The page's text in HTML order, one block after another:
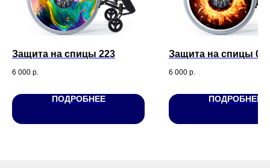
Защита на спицы 223
6 000 р.
ПОДРОБНЕЕ
Защита на спицы
6 000 р.
ПОДРОБНЕЕ
8 (915) 112-14-53
info@katarzyna.ru
Социальные сети
Электронная почта
55.893902, 37.611772